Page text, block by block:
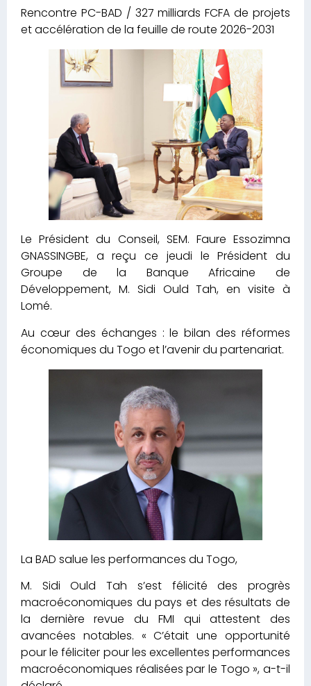
Rencontre PC-BAD / 327 milliards FCFA de projets
et accélération de la feuille de route 2026-2031
Le Président du Conseil, SEM. Faure Essozimna
GNASSINGBE, a reçu ce jeudi le Président du
Groupe de la Banque Africaine de
Développement, M. Sidi Ould Tah, en visite à
Lomé.
Au cœur des échanges : le bilan des réformes
économiques du Togo et l’avenir du partenariat.
La BAD salue les performances du Togo,
M. Sidi Ould Tah s’est félicité des progrès
macroéconomiques du pays et des résultats de
la dernière revue du FMI qui attestent des
avancées notables. « C’était une opportunité
pour le féliciter pour les excellentes performances
macroéconomiques réalisées par le Togo », a-t-il